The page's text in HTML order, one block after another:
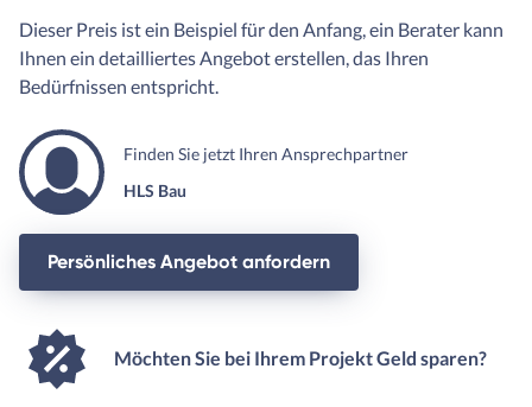
Dieser Preis ist ein Beispiel für den Anfang, ein Berater kann
Ihnen ein detailliertes Angebot erstellen, das Ihren
Bedürfnissen entspricht.
Finden Sie jetzt Ihren Ansprechpartner
HLS Bau
Persönliches Angebot anfordern
Möchten Sie bei Ihrem Projekt Geld sparen?